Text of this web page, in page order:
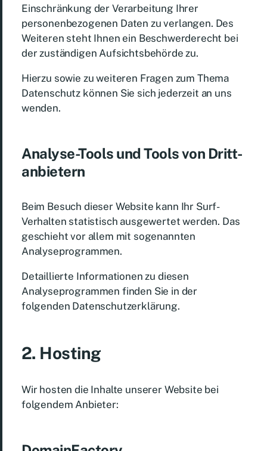
Einschränkung der Verarbeitung Ihrer
personenbezogenen Daten zu verlangen. Des
Weiteren steht Ihnen ein Beschwerderecht bei
der zuständigen Aufsichtsbehörde zu.
Hierzu sowie zu weiteren Fragen zum Thema
Datenschutz können Sie sich jederzeit an uns
wenden.
Analyse-Tools und Tools von Dritt­
anbietern
Beim Besuch dieser Website kann Ihr Surf-
Verhalten statistisch ausgewertet werden. Das
geschieht vor allem mit sogenannten
Analyseprogrammen.
Detaillierte Informationen zu diesen
Analyseprogrammen finden Sie in der
folgenden Datenschutzerklärung.
2. Hosting
Wir hosten die Inhalte unserer Website bei
folgendem Anbieter: